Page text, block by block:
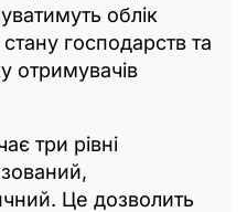
облік
господарств та
отримувачів
три рівні
Це дозволить